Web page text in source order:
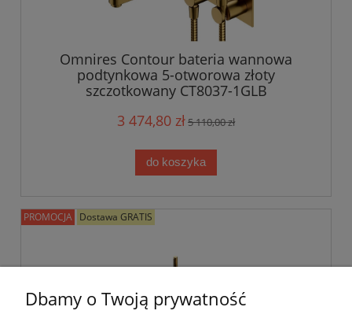
Omnires Contour bateria wannowa
podtynkowa 5-otworowa złoty
szczotkowany CT8037-1GLB
3 474,80 zł5 110,00 zł
do koszyka
PROMOCJA Dostawa GRATIS
Dbamy o Twoją prywatność